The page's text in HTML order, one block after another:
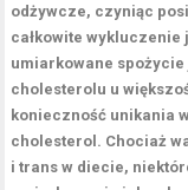
odżywcze, czyniąc
całkowite wykluczenie
umiarkowane spożycie
cholesterolu u
konieczność unikania
cholesterol. Chociaż
i trans w diecie,